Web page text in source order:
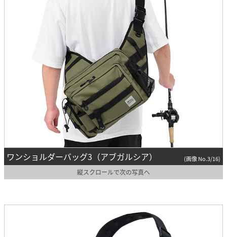
ワンショルダーバッグ3（アブガルシア） (画像 No.3/16)
縦スクロールで次の写真へ